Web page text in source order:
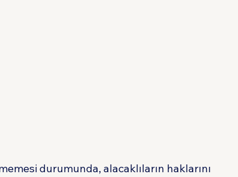
durumunda, alacaklıların haklarını